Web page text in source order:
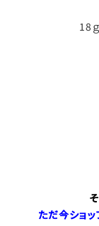
18
ただ今ショ